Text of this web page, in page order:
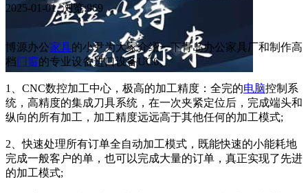
2025-01-01 浏览:969
博源办公家具的小尹为大家介绍一下青岛办公家具厂和制作高
档门窗的专业设备进口设备UC6。
1、CNC数控加工中心，极高的加工精度：全完的电脑控制系
统，高精度的集成刀具系统，在一次夹紧定位后，完成端头和
纵向的所有加工，加工精度远远高于其他任何的加工模式;
2、快速处理所有订单全自动加工模式，既能快速的小能耗地
完成一般客户的单，也可以完成大量的订单，真正实现了先进
的加工模式;